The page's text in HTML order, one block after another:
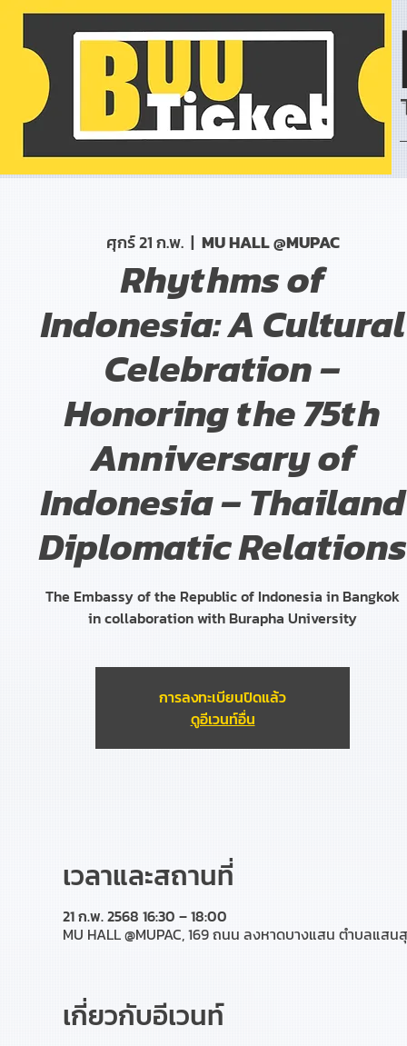
ศุกร์ 21 ก.พ.
  |
MU HALL @MUPAC
Rhythms of
Indonesia: A Cultural
Celebration –
Honoring the 75th
Anniversary of
Indonesia – Thailand
Diplomatic Relations
The Embassy of the Republic of Indonesia in Bangkok
in collaboration with Burapha University
การลงทะเบียนปิดแล้ว
ดูอีเวนท์อื่น
เวลาและสถานที่
21 ก.พ. 2568 16:30 – 18:00
MU HALL @MUPAC, 169 ถนน ลงหาดบางแสน ตำบลแส
เกี่ยวกับอีเวนท์